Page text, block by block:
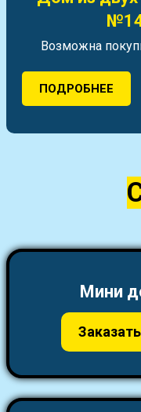
Возможна
ПОДРОБНЕЕ
Мини